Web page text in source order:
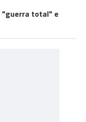
"guerra total" e